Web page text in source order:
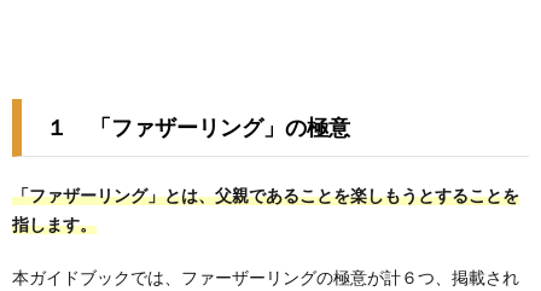
１ 「ファザーリング」の極意
「ファザーリング」とは、父親であることを楽しもうとすることを
指します。
本ガイドブックでは、ファーザーリングの極意が計６つ、掲載され